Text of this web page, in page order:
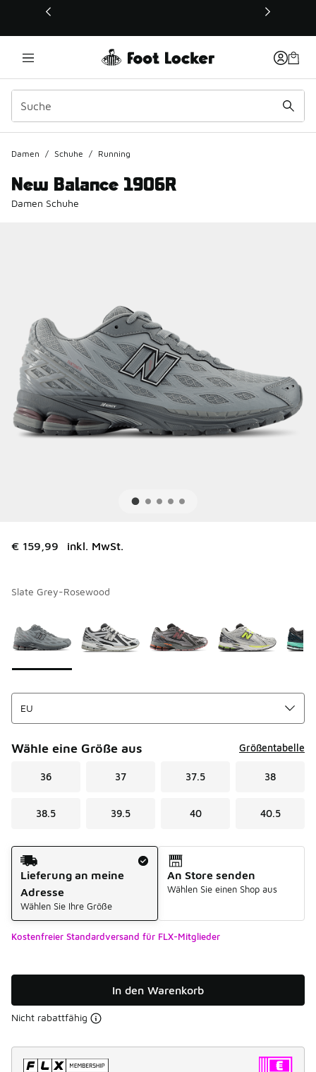
Dieser Link öffnet sich in einem neuen Fenster
Damen / Schuhe / Running
New Balance 1906R
Damen Schuhe
€ 159,99 inkl. MwSt.
Slate Grey-Rosewood
Wähle eine Größe aus Größentabelle
36 37 37.5 38
38.5 39.5 40 40.5
Versandart
Lieferung an meine
Adresse
Wählen Sie Ihre Größe
An Store senden
Wählen Sie einen Shop aus
Kostenfreier Standardversand für FLX-Mitglieder
In den Warenkorb
Nicht rabattfähig